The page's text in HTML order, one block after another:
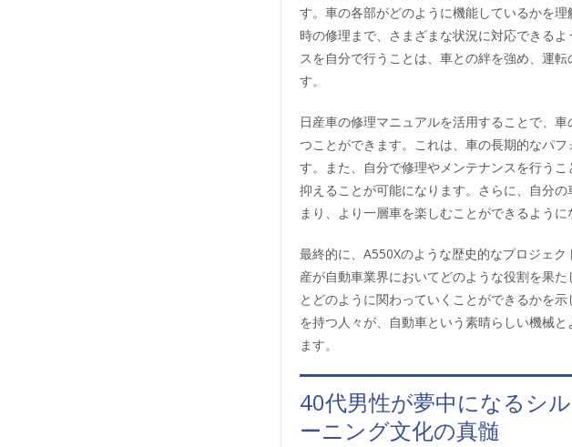
す。車の各部がどのように機能しているかを
時の修理まで、さまざまな状況に対応できる
スを自分で行うことは、車との絆を強め、運
す。
日産車の修理マニュアルを活用することで、
つことができます。これは、車の長期的なパ
す。また、自分で修理やメンテナンスを行う
抑えることが可能になります。さらに、自分
まり、より一層車を楽しむことができるように
最終的に、A550Xのような歴史的なプロジェ
産が自動車業界においてどのような役割を果
とどのように関わっていくことができるかを
を持つ人々が、自動車という素晴らしい機械
ます。
40代男性が夢中になるシ
ーニング文化の真髄